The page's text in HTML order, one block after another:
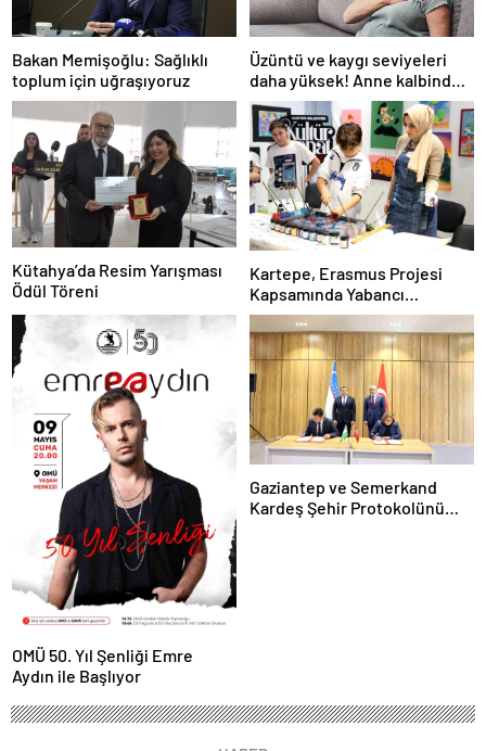
Bakan Memişoğlu: Sağlıklı
toplum için uğraşıyoruz
Üzüntü ve kaygı seviyeleri
daha yüksek! Anne kalbindeki
şaşırtan değişim
Kütahya’da Resim Yarışması
Ödül Töreni
Kartepe, Erasmus Projesi
Kapsamında Yabancı
Öğrencileri Ağırladı
OMÜ 50. Yıl Şenliği Emre
Aydın ile Başlıyor
Gaziantep ve Semerkand
Kardeş Şehir Protokolünü